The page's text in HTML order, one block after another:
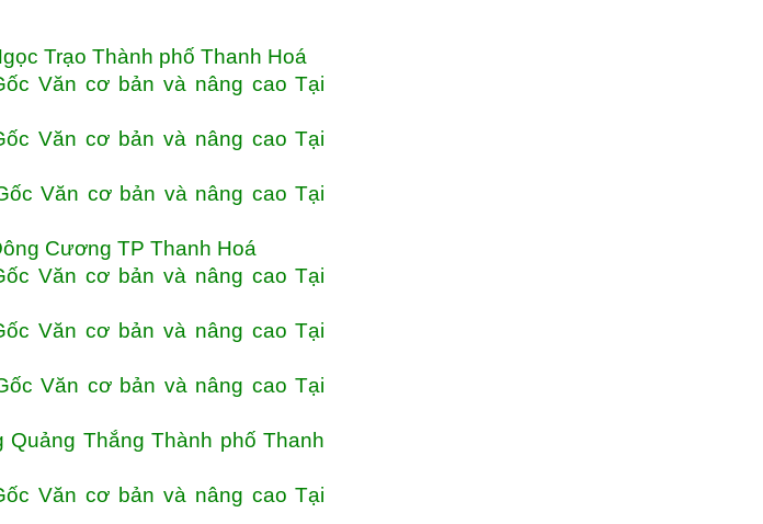
Trạo Thành phố Thanh Hoá
Văn cơ bản và nâng cao Tại
Văn cơ bản và nâng cao Tại
Văn cơ bản và nâng cao Tại
Cương TP Thanh Hoá
Văn cơ bản và nâng cao Tại
Văn cơ bản và nâng cao Tại
Văn cơ bản và nâng cao Tại
Thắng Thành phố Thanh
Văn cơ bản và nâng cao Tại